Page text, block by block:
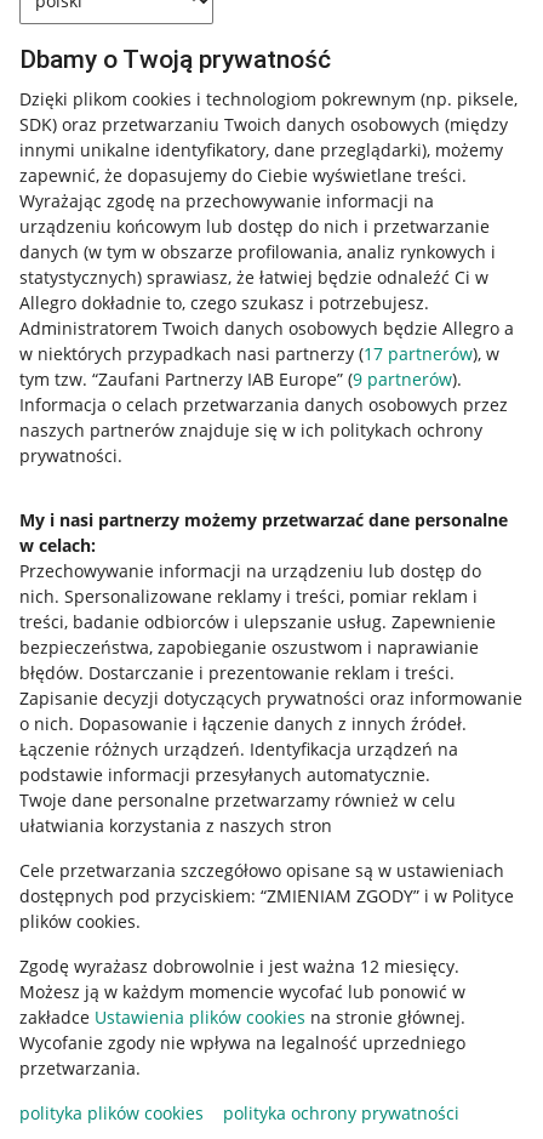
Dbamy o Twoją prywatność
Dzięki plikom cookies i technologiom pokrewnym (np. piksele,
SDK) oraz przetwarzaniu Twoich danych osobowych (między
innymi unikalne identyfikatory, dane przeglądarki), możemy
zapewnić, że dopasujemy do Ciebie wyświetlane treści.
Wyrażając zgodę na przechowywanie informacji na
urządzeniu końcowym lub dostęp do nich i przetwarzanie
danych (w tym w obszarze profilowania, analiz rynkowych i
statystycznych) sprawiasz, że łatwiej będzie odnaleźć Ci w
Allegro dokładnie to, czego szukasz i potrzebujesz.
Administratorem Twoich danych osobowych będzie Allegro a
w niektórych przypadkach nasi partnerzy (17 partnerów), w
tym tzw. “Zaufani Partnerzy IAB Europe” (9 partnerów).
Informacja o celach przetwarzania danych osobowych przez
naszych partnerów znajduje się w ich politykach ochrony
prywatności.
My i nasi partnerzy możemy przetwarzać dane personalne
w celach:
Przechowywanie informacji na urządzeniu lub dostęp do
nich. Spersonalizowane reklamy i treści, pomiar reklam i
treści, badanie odbiorców i ulepszanie usług. Zapewnienie
bezpieczeństwa, zapobieganie oszustwom i naprawianie
błędów. Dostarczanie i prezentowanie reklam i treści.
Zapisanie decyzji dotyczących prywatności oraz informowanie
o nich. Dopasowanie i łączenie danych z innych źródeł.
Łączenie różnych urządzeń. Identyfikacja urządzeń na
podstawie informacji przesyłanych automatycznie.
Twoje dane personalne przetwarzamy również w celu
ułatwiania korzystania z naszych stron
Cele przetwarzania szczegółowo opisane są w ustawieniach
dostępnych pod przyciskiem: “ZMIENIAM ZGODY” i w Polityce
plików cookies.
Zgodę wyrażasz dobrowolnie i jest ważna 12 miesięcy.
Możesz ją w każdym momencie wycofać lub ponowić w
zakładce Ustawienia plików cookies na stronie głównej.
Wycofanie zgody nie wpływa na legalność uprzedniego
przetwarzania.
polityka plików cookies
polityka ochrony prywatności
Przydatne informacje
Jak to działa
Allegro Gadane dla sprzedających
Allegro Gadane dla kupujących
Mapa miejscowości
Informacje prawne
Regulamin
Polityka plików "cookies"
Ustawienia plików "cookies"
Udostępnianie lokalizacji
Informacje dla Aktu o Usługach Cyfrowych
Pobierz aplikację